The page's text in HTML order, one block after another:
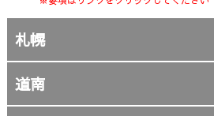
札幌
道南